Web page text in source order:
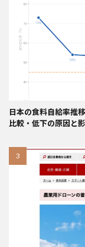
日本の食料自給率推
比較・低下の原因と